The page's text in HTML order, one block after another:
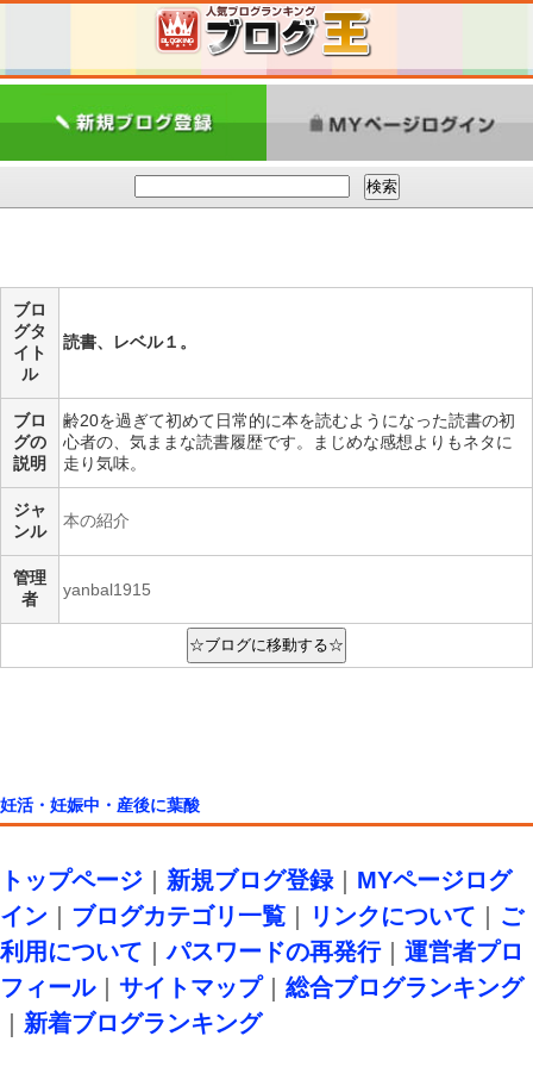
ブロ
グタ
イト
ル
読書、レベル１。
ブロ
グの
説明
齢20を過ぎて初めて日常的に本を読むようになった読書の初
心者の、気ままな読書履歴です。まじめな感想よりもネタに
走り気味。
ジャ
ンル
本の紹介
管理
者
yanbal1915
妊活・妊娠中・産後に葉酸
トップページ 新規ブログ登録｜ MYページログ
イン
ブログカテゴリ一覧 リンクについて
ご
利用について ｜パスワードの再発行｜ 運営者プロ
フィール｜ サイトマップ｜ 総合ブログランキング
新着ブログランキング